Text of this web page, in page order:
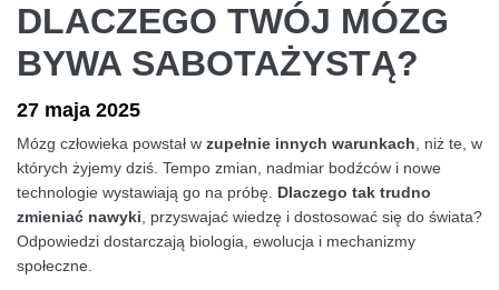
DLACZEGO TWÓJ MÓZG
BYWA SABOTAŻYSTĄ?
27 maja 2025
Mózg człowieka powstał w zupełnie innych warunkach , niż te, w
których żyjemy dziś. Tempo zmian, nadmiar bodźców i nowe
technologie wystawiają go na próbę. Dlaczego tak trudno
zmieniać nawyki , przyswajać wiedzę i dostosować się do świata?
Odpowiedzi dostarczają biologia, ewolucja i mechanizmy
społeczne.